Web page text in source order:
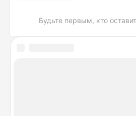
Будьте первым, кто